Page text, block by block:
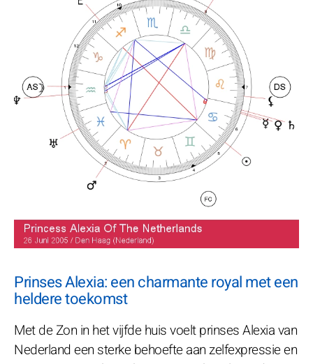
Prinses Alexia: een charmante royal met een
heldere toekomst
Met de Zon in het vijfde huis voelt prinses Alexia van
Nederland een sterke behoefte aan zelfexpressie en